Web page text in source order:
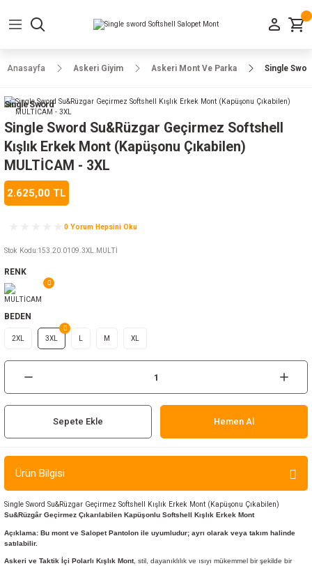
Combat
ve Çorap
Anasayfa Askeri Giyim Askeri Mont Ve Parka Single
Single Sword
Single Sword Su&Rüzgar Geçirmez Softshell
Kışlık Erkek Mont (Kapüşonu Çıkabilen)
MULTİCAM - 3XL
2.625,00 TL
0 Yorum Hepsini Oku
Stok Kodu:153.20.0109.3XL.MULTİ
RENK
BEDEN
2XL 3XL M XL
Sepete Ekle Hemen Al
Ürün Bilgisi
Single Sword Su&Rüzgar Geçirmez Softshell Kışlık Erkek Mont (Kapüşonu Çıkabilen)
Su&Rüzgâr Geçirmez Çıkarılabilen Kapüşonlu Softshell Kışlık Erkek Mont
Açıklama: Bu mont ve Salopet Pantolon ile uyumludur; ayrı olarak veya takım halinde
satılabilir.
Askeri ve Taktik İçi Polarlı Kışlık Mont, stil, dayanıklılık ve ısıyı mükemmel bir şekilde bir